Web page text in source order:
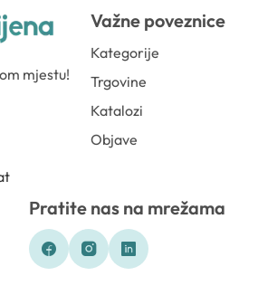
mjestu!
Važne poveznice
Kategorije
Trgovine
Katalozi
Objave
Pratite nas na mrežama